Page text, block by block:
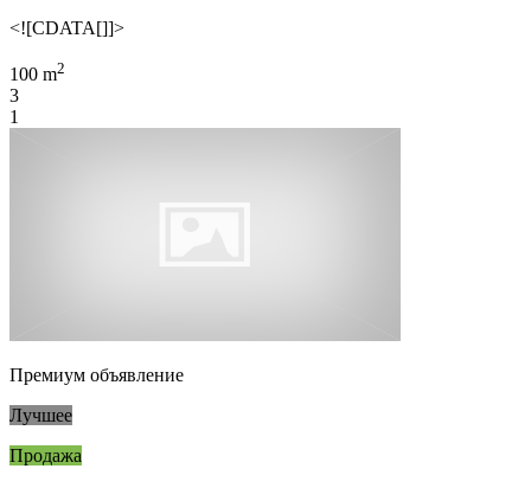
<![CDATA[]]>
100 m2
3
1
Премиум объявление
Лучшее
Продажа